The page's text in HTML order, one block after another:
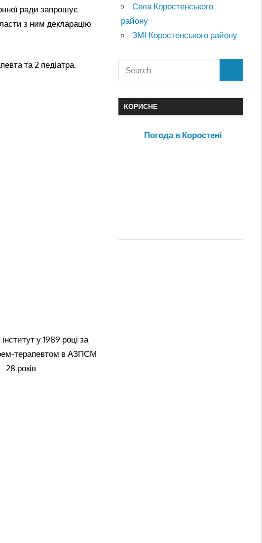
ради запрошує
з ним декларацію
та 2 педіатра.
у 1989 році за
терапевтом в АЗПСМ
років.
Села Коростенського
району
ЗМІ Коростенського району
КОРИСНЕ
Погода в Коростені